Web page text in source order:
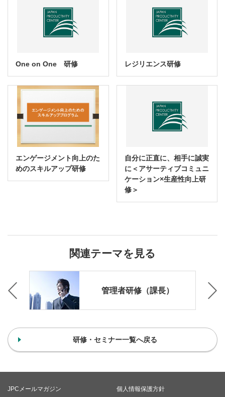
One on One 研修 レジリエンス研修
エンゲージメント向上のた
めのスキルアップ研修
自分に正直に、相手に誠実
に＜アサーティブコミュニ
ケーション×生産性向上研
修＞
関連テーマを見る
グ 管理者研修（課長）
研修・セミナー一覧へ戻る
JPCメールマガジン 個人情報保護方針